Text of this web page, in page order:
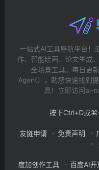
一站式AI工具导航平台！
作、智能绘画、论文生成
全场景工具。每日更
Agent），助您快速找到
具！立即访问ai-
按下Ctrl+D或
友链申请 免责声明
度加创作工具 百度AI开